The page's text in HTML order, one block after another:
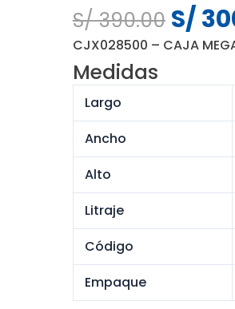
S/390.00 El
precio
era:
S/
S/
CJX028500 – CAJA
Medidas
Largo
Ancho
Alto
Litraje
Código
Empaque